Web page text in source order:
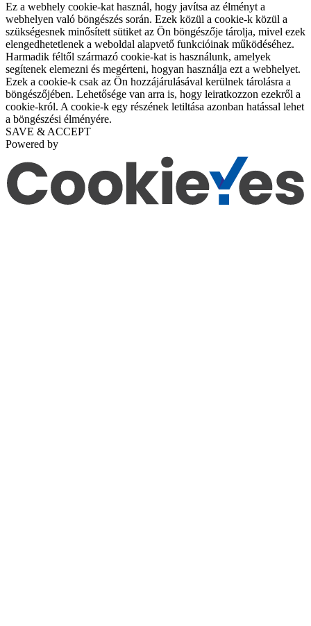
Ez a webhely cookie-kat használ, hogy javítsa az élményt a
webhelyen való böngészés során. Ezek közül a cookie-k közül a
szükségesnek minősített sütiket az Ön böngészője tárolja, mivel ezek
elengedhetetlenek a weboldal alapvető funkcióinak működéséhez.
Harmadik féltől származó cookie-kat is használunk, amelyek
segítenek elemezni és megérteni, hogyan használja ezt a webhelyet.
Ezek a cookie-k csak az Ön hozzájárulásával kerülnek tárolásra a
böngészőjében. Lehetősége van arra is, hogy leiratkozzon ezekről a
cookie-król. A cookie-k egy részének letiltása azonban hatással lehet
a böngészési élményére.
SAVE & ACCEPT
Powered by